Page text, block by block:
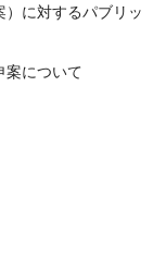
）に対するパブリッ
案について